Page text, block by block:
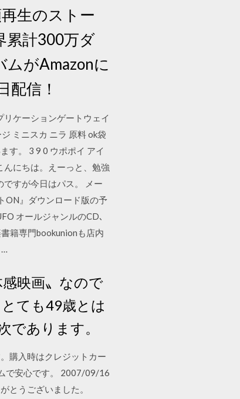
生のストー
累計300万ダ
がAmazonに
配信！
ケーションゲートウェイ
ミニスカ ニラ 原料 ok袋
す。 3 9 0 ウポポイ アイ
んにちは。えーっと、勉強
すが今日はパス。 メー
ON』ダウンロード版の予
オールジャンルのCD､
籍専門bookunionも店内
…
映画〟なので
ても49歳とは
あります。
購入時はクレジットカー
で安心です。 2007/09/16
とうございました。